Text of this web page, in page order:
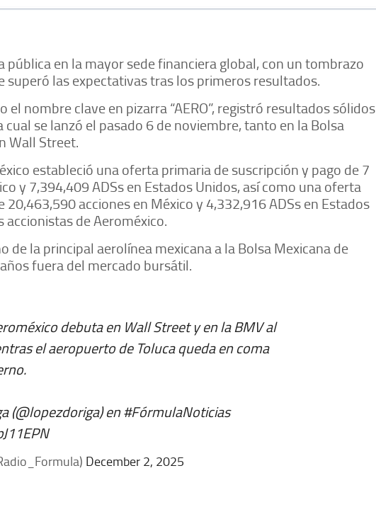
pública en la mayor sede financiera global, con un tombrazo
superó las expectativas tras los primeros resultados.
el nombre clave en pizarra “AERO”, registró resultados sólidos
se lanzó el pasado 6 de noviembre, tanto en la Bolsa
Wall Street.
estableció una oferta primaria de suscripción y pago de 7
y 7,394,409 ADSs en Estados Unidos, así como una oferta
20,463,590 acciones en México y 4,332,916 ADSs en Estados
de Aeroméxico.
de la principal aerolínea mexicana a la Bolsa Mexicana de
fuera del mercado bursátil.
debuta en Wall Street y en la BMV al
el aeropuerto de Toluca queda en coma
(@lopezdoriga) en#FórmulaNoticias
December 2, 2025